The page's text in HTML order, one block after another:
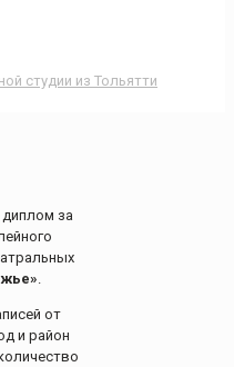
студии из Тольятти
за
.
от
и район